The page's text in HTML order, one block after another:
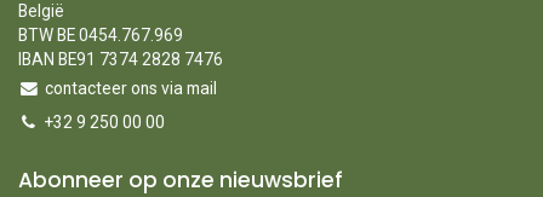
België
BTW BE 0454.767.969
IBAN BE91 7374 2828 7476
contacteer ons via mail
+32 9 250 00 00
Abonneer op onze nieuwsbrief